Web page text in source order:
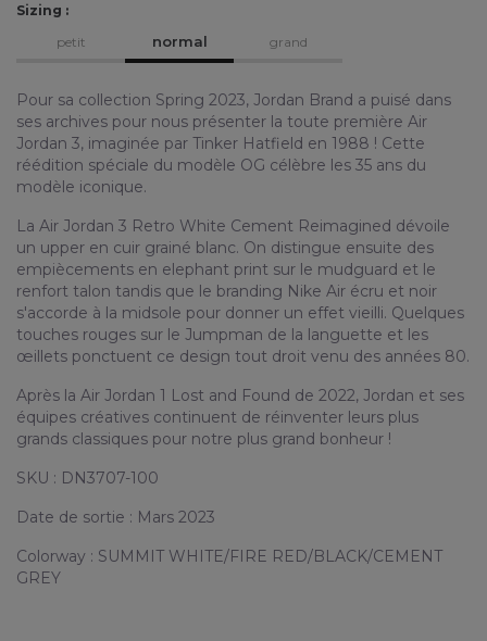
Sizing :
petit
normal grand
Pour sa collection Spring 2023, Jordan Brand a puisé dans
ses archives pour nous présenter la toute première Air
Jordan 3, imaginée par Tinker Hatfield en 1988 ! Cette
réédition spéciale du modèle OG célèbre les 35 ans du
modèle iconique.
La Air Jordan 3 Retro White Cement Reimagined dévoile
un upper en cuir grainé blanc. On distingue ensuite des
empiècements en elephant print sur le mudguard et le
renfort talon tandis que le branding Nike Air écru et noir
s'accorde à la midsole pour donner un effet vieilli. Quelques
touches rouges sur le Jumpman de la languette et les
œillets ponctuent ce design tout droit venu des années 80.
Après la Air Jordan 1 Lost and Found de 2022, Jordan et ses
équipes créatives continuent de réinventer leurs plus
grands classiques pour notre plus grand bonheur !
SKU : DN3707-100
Date de sortie : Mars 2023
Colorway : SUMMIT WHITE/FIRE RED/BLACK/CEMENT
GREY